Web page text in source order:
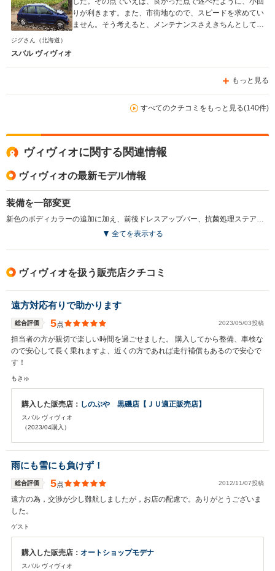
りが利きます。また、市街地なので、スピードを求めてい
ません。そう考えると、メンテナンスさえきちんとしてれ
ジグさん （北海道）
スバル ヴィヴィオ
もっと見る
すべてのクチコミをもっと見る(140件)
ヴィヴィオに関する関連情報
ヴィヴィオの最新モデル情報
装備を一部変更
全てを表示する
ヴィヴィオを扱う販売店クチコミ
遠方対応有りで助かります
総合評価 5点 2023/05/03投稿
担当者の方が親切で楽しい時間を過ごせました。 購入してから整備、車検な
ので安心して長く乗れますよ、近くの方であれば走行補償もあるので安心で
す！
もきゅ
購入した販売店： しのぶや 黒磯店【ＪＵ適正販売店】
スバル ヴィヴィオ
（2023/04購入）
雨にも雪にも負けず！
総合評価 5点 2012/11/07投稿
遠方の為，交渉が少し難航しましたが，お店の配慮で。ありがとうございま
した。
ゲスト
購入した販売店： オートショップモデナ
スバル ヴィヴィオ